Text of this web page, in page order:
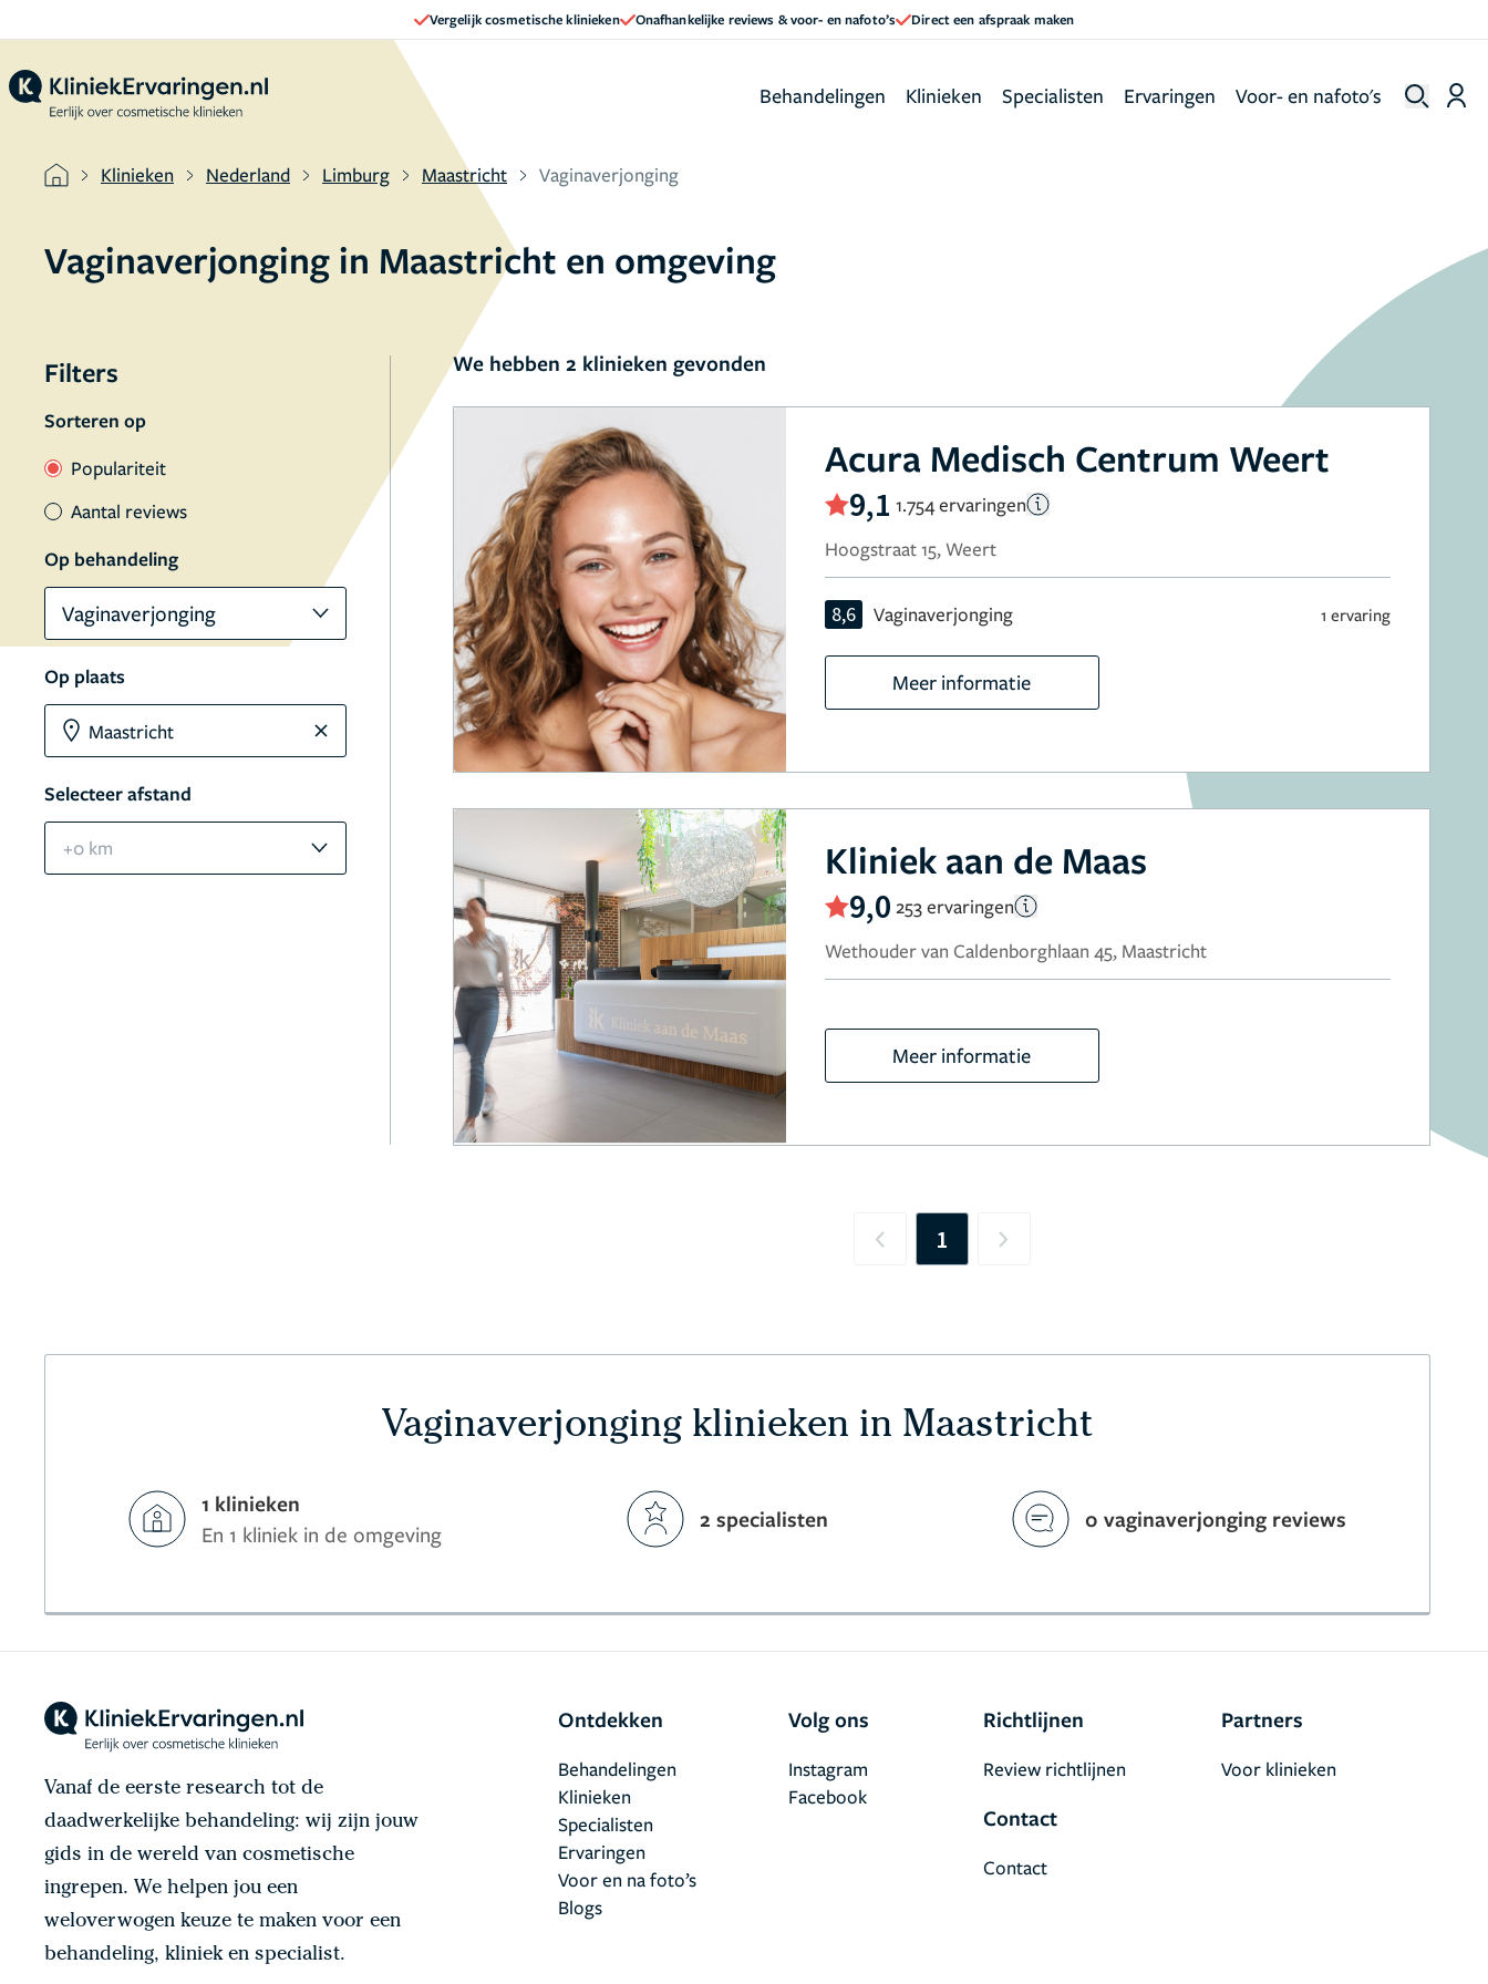
Vergelijk cosmetische klinieken Onafhankelijke reviews & voor- en nafoto’s Direct een afspraak maken
Behandelingen Klinieken Specialisten Ervaringen Voor- en nafoto's
Klinieken Nederland Limburg Maastricht Vaginaverjonging
Vaginaverjonging in Maastricht en omgeving
Filters
Sorteren op
Populariteit
Aantal reviews
Op behandeling
Vaginaverjonging
Op plaats
Selecteer afstand
+0 km
We hebben 2 klinieken gevonden
Acura Medisch Centrum Weert
9,1 1.754 ervaringen
Hoogstraat 15, Weert
8,6 Vaginaverjonging 1 ervaring
Meer informatie
Kliniek aan de Maas
9,0 253 ervaringen
Wethouder van Caldenborghlaan 45, Maastricht
Meer informatie
Previous
1 Next
Vaginaverjonging klinieken in Maastricht
1 klinieken
En 1 kliniek in de omgeving
2 specialisten 0 vaginaverjonging reviews
Vanaf de eerste research tot de
daadwerkelijke behandeling: wij zijn jouw
gids in de wereld van cosmetische
ingrepen. We helpen jou een
weloverwogen keuze te maken voor een
behandeling, kliniek en specialist.
Ontdekken
Behandelingen
Klinieken
Specialisten
Ervaringen
Voor en na foto’s
Blogs
Volg ons
Facebook
Instagram
Richtlijnen
Review richtlijnen
Contact
Contact
Partners
Voor klinieken